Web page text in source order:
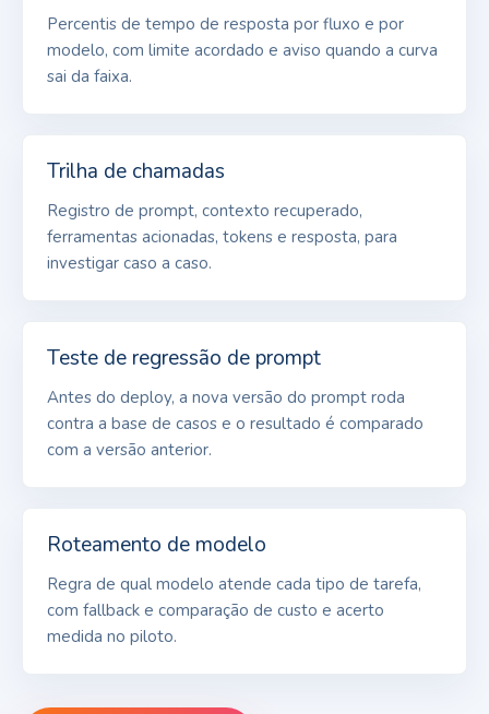
Percentis de tempo de resposta por fluxo e por
modelo, com limite acordado e aviso quando a curva
sai da faixa.
Trilha de chamadas
Registro de prompt, contexto recuperado,
ferramentas acionadas, tokens e resposta, para
investigar caso a caso.
Teste de regressão de prompt
Antes do deploy, a nova versão do prompt roda
contra a base de casos e o resultado é comparado
com a versão anterior.
Roteamento de modelo
Regra de qual modelo atende cada tipo de tarefa,
com fallback e comparação de custo e acerto
medida no piloto.